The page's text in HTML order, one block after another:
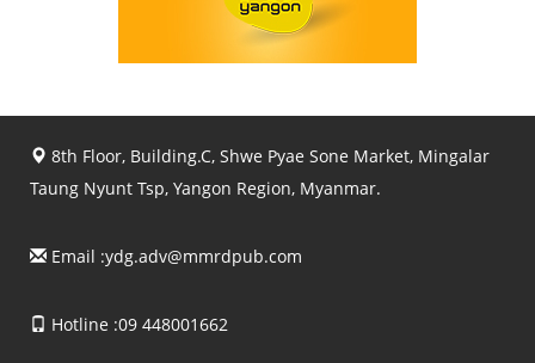
8th Floor, Building.C, Shwe Pyae Sone Market, Mingalar
Taung Nyunt Tsp, Yangon Region, Myanmar.
Email :ydg.adv@mmrdpub.com
Hotline :09 448001662